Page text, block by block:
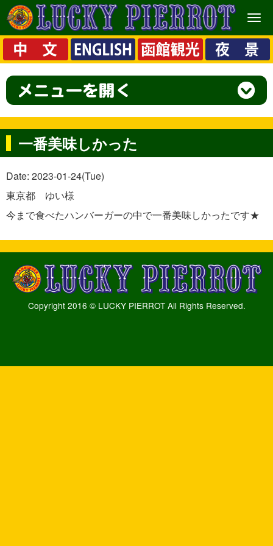
メ
ニ
ュ
ー
一番美味しかった
Date: 2023-01-24(Tue)
東京都 ゆい様
今まで食べたハンバーガーの中で一番美味しかったです★
Copyright 2016 © LUCKY PIERROT All Rights Reserved.